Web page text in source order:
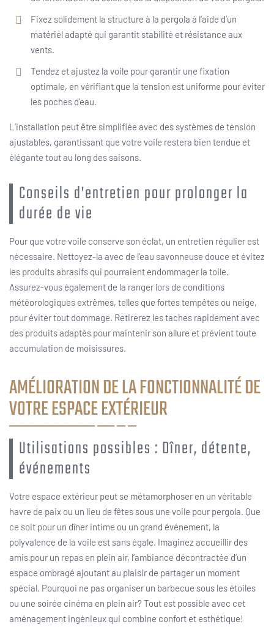
Fixez solidement la structure à la pergola à l’aide d’un
matériel adapté qui garantit stabilité et résistance aux
vents.
Tendez et ajustez la voile pour garantir une fixation
optimale, en vérifiant que la tension est uniforme pour éviter
les poches d’eau.
L’installation peut être simplifiée avec des systèmes de tension
ajustables, garantissant que votre voile restera bien tendue et
élégante tout au long des saisons.
Conseils d’entretien pour prolonger la
durée de vie
Pour que votre voile conserve son éclat, un entretien régulier est
nécessaire. Nettoyez-la avec de l’eau savonneuse douce et évitez
les produits abrasifs qui pourraient endommager la toile.
Assurez-vous également de la ranger lors de conditions
météorologiques extrêmes, telles que fortes tempêtes ou neige,
pour éviter tout dommage. Retirerez les taches rapidement avec
des produits adaptés pour maintenir son allure et prévient toute
accumulation de moisissures.
AMÉLIORATION DE LA FONCTIONNALITÉ DE
VOTRE ESPACE EXTÉRIEUR
Utilisations possibles : Dîner, détente,
événements
Votre espace extérieur peut se métamorphoser en un véritable
havre de paix ou un lieu de fêtes sous une voile pour pergola. Que
ce soit pour un dîner intime ou un grand événement, la
polyvalence de la voile est sans égale. Imaginez accueillir des
amis pour un repas en plein air, l’ambiance décontractée d’un
espace ombragé ajoutant au plaisir de partager un moment
spécial. Pourquoi ne pas organiser un barbecue sous les étoiles
ou une soirée cinéma en plein air? Tout est possible avec cet
aménagement ingénieux qui combine confort et esthétique!